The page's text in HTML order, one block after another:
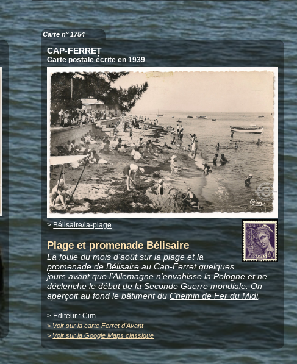
Carte n° 1754
CAP-FERRET
Carte postale écrite en 1939
>Bélisaire/la-plage
Plage et promenade Bélisaire
La foule du mois d'août sur la plage et la
promenade de Bélisaire au Cap-Ferret quelques
jours avant que l'Allemagne n'envahisse la Pologne et ne
déclenche le début de la Seconde Guerre mondiale. On
aperçoit au fond le bâtiment duChemin de Fer du Midi.
> Editeur :Cim
> Voir sur la carte Ferret d'Avant
>Voir sur la Google Maps classique